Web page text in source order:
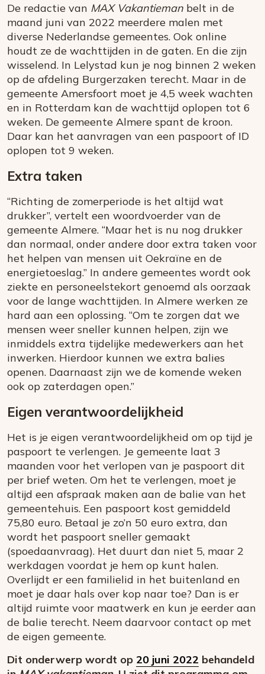
De redactie van MAX Vakantieman belt in de
maand juni van 2022 meerdere malen met
diverse Nederlandse gemeentes. Ook online
houdt ze de wachttijden in de gaten. En die zijn
wisselend. In Lelystad kun je nog binnen 2 weken
op de afdeling Burgerzaken terecht. Maar in de
gemeente Amersfoort moet je 4,5 week wachten
en in Rotterdam kan de wachttijd oplopen tot 6
weken. De gemeente Almere spant de kroon.
Daar kan het aanvragen van een paspoort of ID
oplopen tot 9 weken.
Extra taken
“Richting de zomerperiode is het altijd wat
drukker”, vertelt een woordvoerder van de
gemeente Almere. “Maar het is nu nog drukker
dan normaal, onder andere door extra taken voor
het helpen van mensen uit Oekraïne en de
energietoeslag.” In andere gemeentes wordt ook
ziekte en personeelstekort genoemd als oorzaak
voor de lange wachttijden. In Almere werken ze
hard aan een oplossing. “Om te zorgen dat we
mensen weer sneller kunnen helpen, zijn we
inmiddels extra tijdelijke medewerkers aan het
inwerken. Hierdoor kunnen we extra balies
openen. Daarnaast zijn we de komende weken
ook op zaterdagen open.”
Eigen verantwoordelijkheid
Het is je eigen verantwoordelijkheid om op tijd je
paspoort te verlengen. Je gemeente laat 3
maanden voor het verlopen van je paspoort dit
per brief weten. Om het te verlengen, moet je
altijd een afspraak maken aan de balie van het
gemeentehuis. Een paspoort kost gemiddeld
75,80 euro. Betaal je zo’n 50 euro extra, dan
wordt het paspoort sneller gemaakt
(spoedaanvraag). Het duurt dan niet 5, maar 2
werkdagen voordat je hem op kunt halen.
Overlijdt er een familielid in het buitenland en
moet je daar hals over kop naar toe? Dan is er
altijd ruimte voor maatwerk en kun je eerder aan
de balie terecht. Neem daarvoor contact op met
de eigen gemeente.
Dit onderwerp wordt op 20 juni 2022 behandeld